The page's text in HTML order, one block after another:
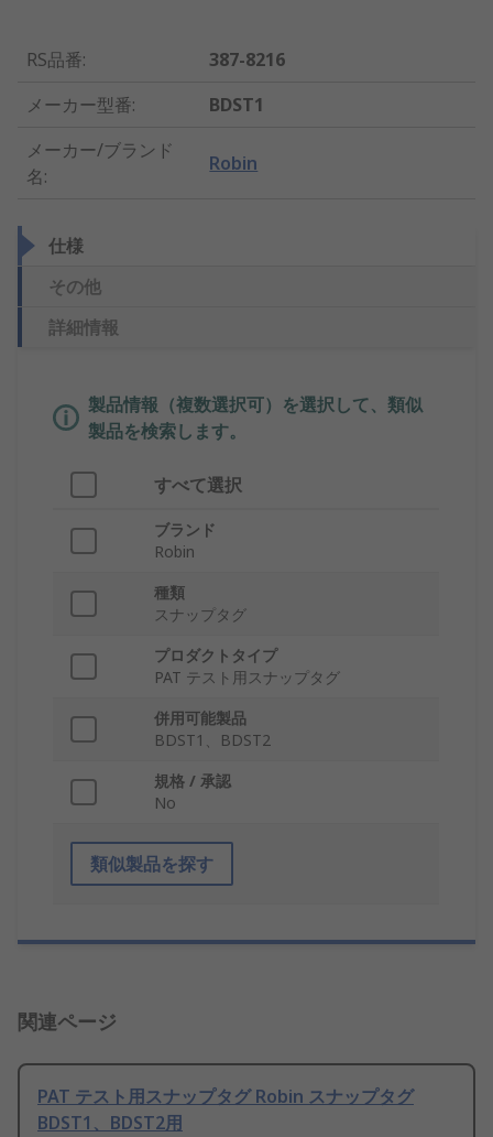
RS品番:
387-8216
メーカー型番:
BDST1
メーカー/ブランド
名:
Robin
仕様
その他
詳細情報
製品情報（複数選択可）を選択して、類似
製品を検索します。
すべて選択
ブランド
Robin
種類
スナップタグ
プロダクトタイプ
PAT テスト用スナップタグ
併用可能製品
BDST1、BDST2
規格 / 承認
No
類似製品を探す
関連ページ
PAT テスト用スナップタグ Robin スナップタグ
BDST1、BDST2用